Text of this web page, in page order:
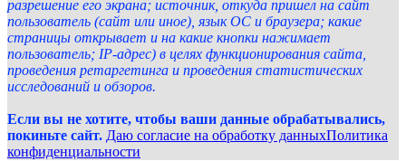
разрешение его экрана; источник, откуда пришел на сайт
пользователь (сайт или иное), язык ОС и браузера; какие
страницы открывает и на какие кнопки нажимает
пользователь; IP-адрес) в целях функционирования сайта,
проведения ретаргетинга и проведения статистических
исследований и обзоров.
Если вы не хотите, чтобы ваши данные обрабатывались,
покиньте сайт. Даю согласие на обработку данныхПолитика
конфиденциальности